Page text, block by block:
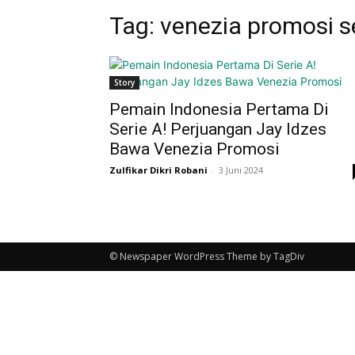
Tag: venezia promosi
Story
Pemain Indonesia Pertama Di
Serie A! Perjuangan Jay Idzes
Bawa Venezia Promosi
Zulfikar Dikri Robani - 3 Juni 2024
© Newspaper WordPress Theme by TagDiv